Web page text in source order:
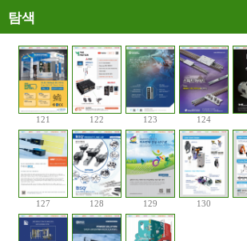
탐색
121 122 123 124
127 128 129 130